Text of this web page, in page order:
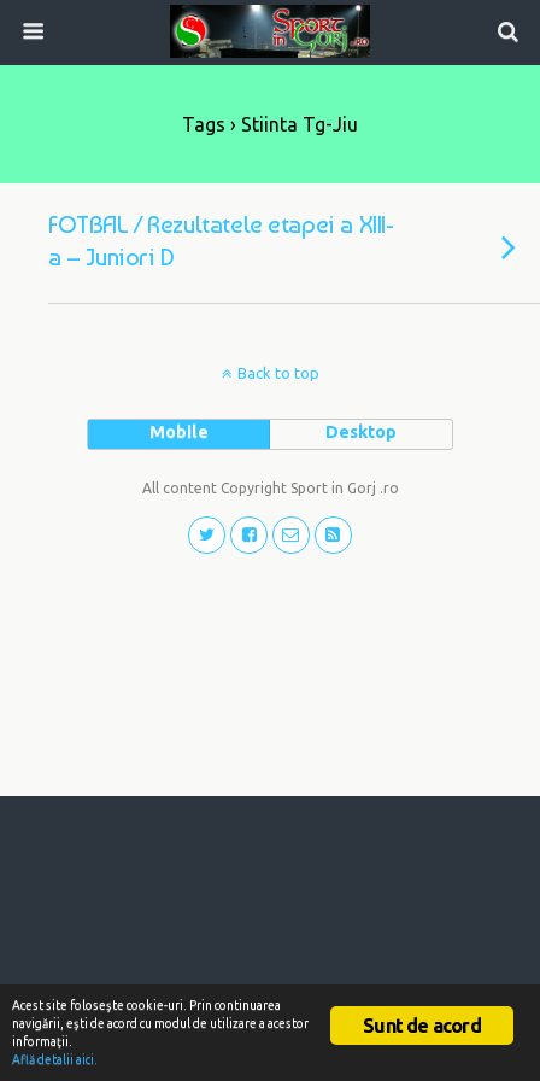
Tags › Stiinta Tg-Jiu
FOTBAL / Rezultatele etapei a XIII-
a – Juniori D
Back to top
Mobile Desktop
All content Copyright Sport in Gorj .ro
Sunt de acord
Acest site foloseşte cookie-uri. Prin continuarea
navigării, eşti de acord cu modul de utilizare a acestor
informaţii.
Află detalii aici.